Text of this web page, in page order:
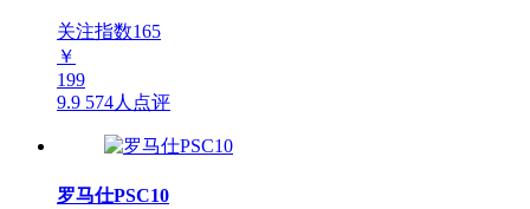
关注指数165
￥
199
9.9 574人点评
罗马仕PSC10